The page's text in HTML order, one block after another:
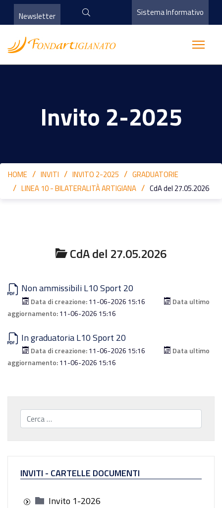
Newsletter Sistema Informativo
Invito 2-2025
HOME INVITI INVITO 2-2025
GRADUATORIE
LINEA 10 - BILATERALITÀ ARTIGIANA
CdA del 27.05.2026
CdA del 27.05.2026
Non ammissibili L10 Sport 20
Data di creazione:11-06-2026 15:16
Data ultimo
aggiornamento:11-06-2026 15:16
In graduatoria L10 Sport 20
Data di creazione:11-06-2026 15:16
Data ultimo
aggiornamento:11-06-2026 15:16
Cerca...
INVITI - CARTELLE DOCUMENTI
Invito 1-2026